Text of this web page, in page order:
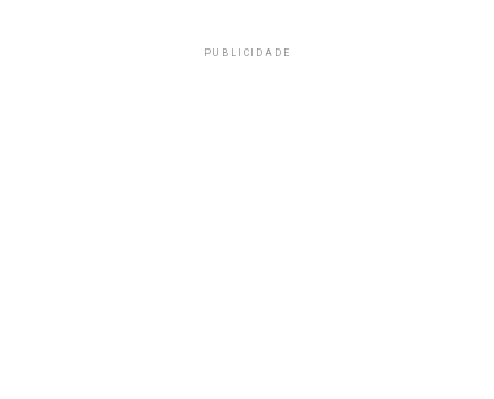
PUBLICIDADE